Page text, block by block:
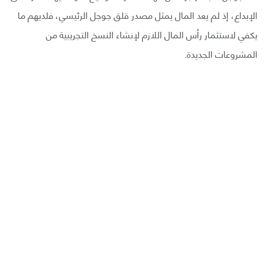
الإبداع، إذ لم يعد المال يمثل مصدر قلق جوجل الرئيسي، فلديهم ما
يكفي لاستثمار رأس المال اللازم لإنشاء النسخ التجريبية من
المشروعات الجديدة.